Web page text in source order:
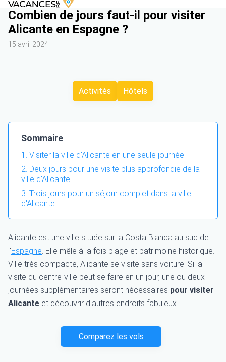
Combien de jours faut-il pour visiter
Alicante en Espagne ?
15 avril 2024
Activités Hôtels
Sommaire
Visiter la ville d'Alicante en une seule journée
Deux jours pour une visite plus approfondie de la
ville d'Alicante
Trois jours pour un séjour complet dans la ville
d'Alicante
Alicante est une ville située sur la Costa Blanca au sud de
l'Espagne. Elle mêle à la fois plage et patrimoine historique.
Ville très compacte, Alicante se visite sans voiture. Si la
visite du centre-ville peut se faire en un jour, une ou deux
journées supplémentaires seront nécessaires pour visiter
Alicante et découvrir d'autres endroits fabuleux.
Comparez les vols